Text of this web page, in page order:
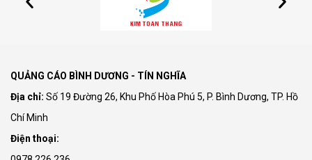
QUẢNG CÁO BÌNH DƯƠNG - TÍN NGHĨA
Địa chỉ: Số 19 Đường 26, Khu Phố Hòa Phú 5, P. Bình Dương, TP. Hồ
Chí Minh
Điện thoại: